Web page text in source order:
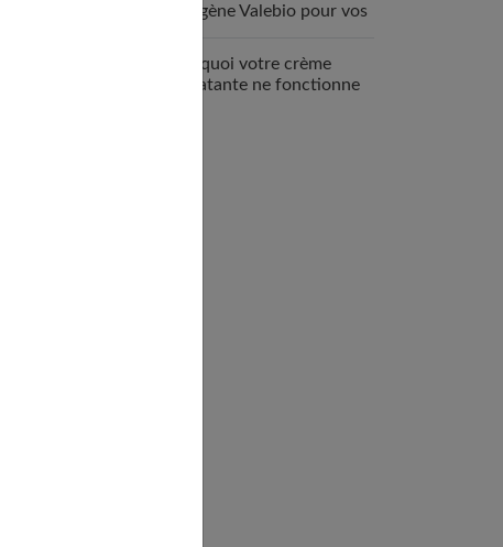
collagène Valebio pour vos
Pourquoi votre crème
hydratante ne fonctionne